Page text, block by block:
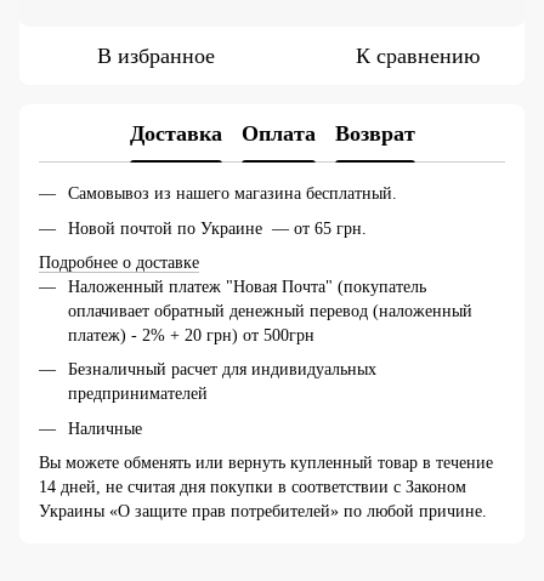
В избранное К сравнению
Доставка Оплата Возврат
Самовывоз из нашего магазина бесплатный.
Новой почтой по Украине — от 65 грн.
Подробнее о доставке
Наложенный платеж "Новая Почта" (покупатель
оплачивает обратный денежный перевод (наложенный
платеж) - 2% + 20 грн) от 500грн
Безналичный расчет для индивидуальных
предпринимателей
Наличные
Вы можете обменять или вернуть купленный товар в течение
14 дней, не считая дня покупки в соответствии с Законом
Украины «О защите прав потребителей» по любой причине.